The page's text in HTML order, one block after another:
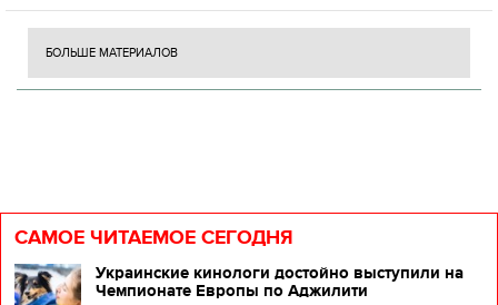
БОЛЬШЕ МАТЕРИАЛОВ
САМОЕ ЧИТАЕМОЕ СЕГОДНЯ
Украинские кинологи достойно выступили на
Чемпионате Европы по Аджилити